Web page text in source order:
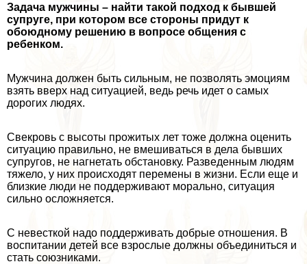
Задача мужчины – найти такой подход к бывшей
супруге, при котором все стороны придут к
обоюдному решению в вопросе общения с
ребенком.
Мужчина должен быть сильным, не позволять эмоциям
взять вверх над ситуацией, ведь речь идет о самых
дорогих людях.
Свекровь с высоты прожитых лет тоже должна оценить
ситуацию правильно, не вмешиваться в дела бывших
супругов, не нагнетать обстановку. Разведенным людям
тяжело, у них происходят перемены в жизни. Если еще и
близкие люди не поддерживают мopaльно, ситуация
сильно осложняется.
С невесткой надо поддерживать добрые отношения. В
воспитании детей все взрослые должны объединиться и
стать союзниками.